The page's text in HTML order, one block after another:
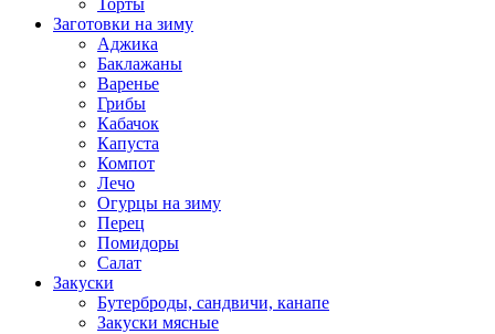
Торты
Заготовки на зиму
Аджика
Баклажаны
Варенье
Грибы
Кабачок
Капуста
Компот
Лечо
Огурцы на зиму
Перец
Помидоры
Салат
Закуски
Бутерброды, сандвичи, канапе
Закуски мясные